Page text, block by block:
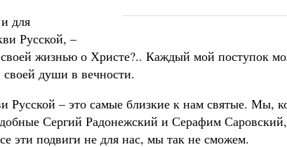
для
Русской, –
своей жизнью о Христе?.. Каждый мой поступок
своей души в вечности.
Русской – это самые близкие к нам святые. Мы,
Сергий Радонежский и Серафим
эти подвиги не для нас, мы так не сможем.